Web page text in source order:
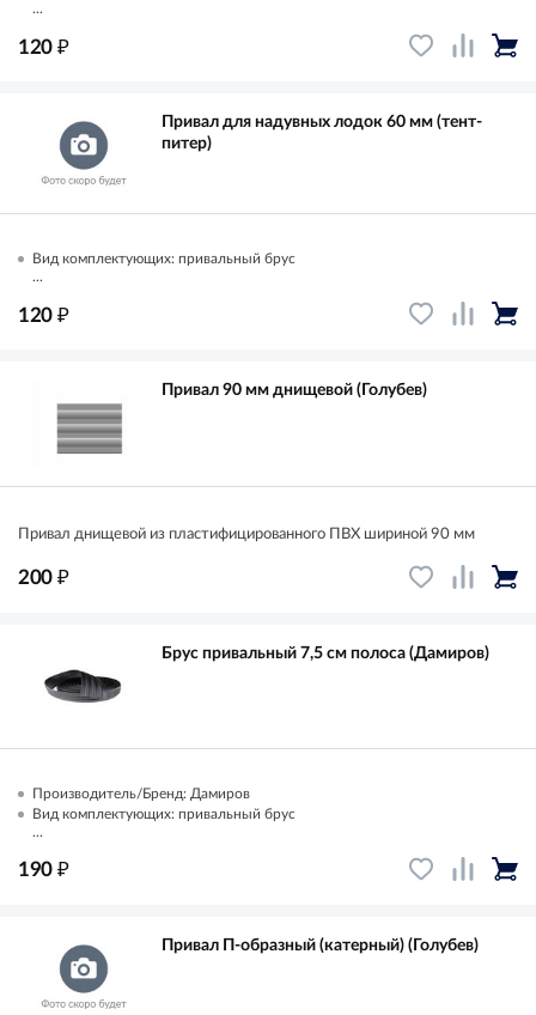
...
120 ₽
Привал для надувных лодок 60 мм (тент-
питер)
Вид комплектующих: привальный брус
...
120 ₽
Привал 90 мм днищевой (Голубев)
Привал днищевой из пластифицированного ПВХ шириной 90 мм
200 ₽
Брус привальный 7,5 см полоса (Дамиров)
Производитель/Бренд: Дамиров
Вид комплектующих: привальный брус
...
190 ₽
Привал П-образный (катерный) (Голубев)